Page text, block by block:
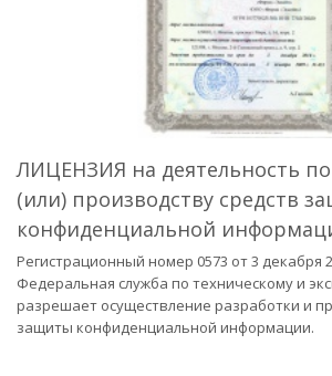
ЛИЦЕНЗИЯ на деятельность
(или) производству средств
конфиденциальной
Регистрационный номер 0573 от 3 декабря
Федеральная служба по техническому и
разрешает осуществление разработки и
защиты конфиденциальной информации.